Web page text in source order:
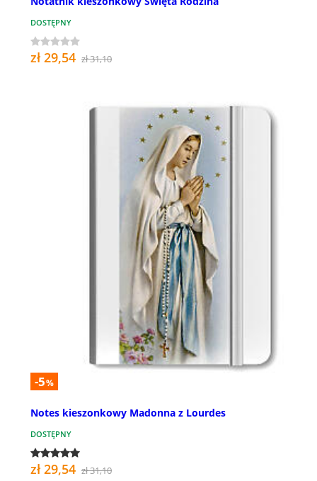
DOSTĘPNY
zł 29,54 zł 31,10
-5%
Notes kieszonkowy Madonna z Lourdes
DOSTĘPNY
zł 29,54 zł 31,10